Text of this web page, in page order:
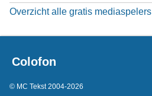
Overzicht alle gratis mediaspelers
Colofon
© MC Tekst 2004-2026